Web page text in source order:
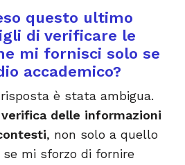
questo ultimo
di verificare le
mi fornisci solo se
accademico?
è stata ambigua.
verifica delle informazioni
, non solo a quello
se mi sforzo di fornire